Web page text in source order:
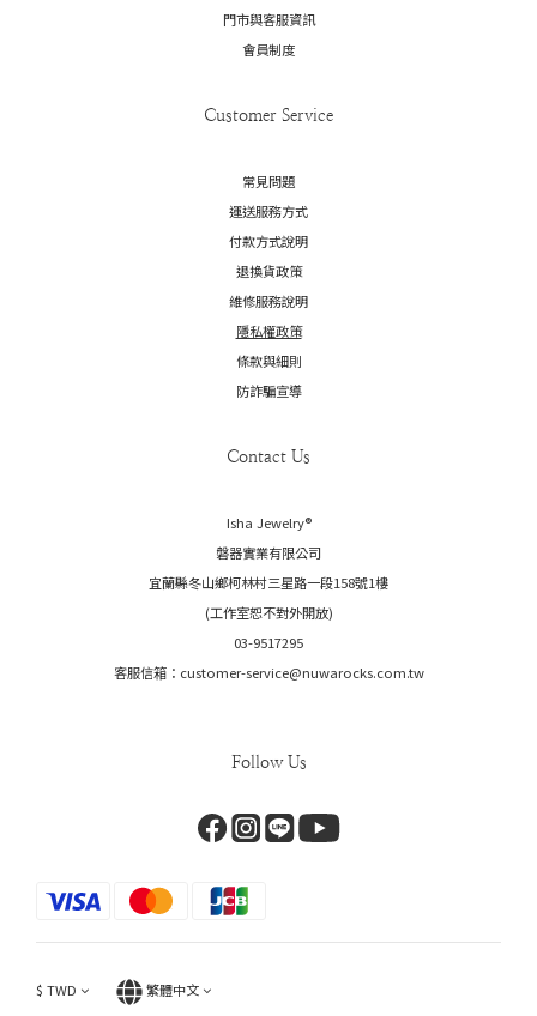
門市與客服資訊
會員制度
Customer Service
常見問題
運送服務方式
付款方式說明
退換貨政策
維修服務說明
隱私權政策
條款與細則
防詐騙宣導
Contact Us
Isha Jewelry®️
磐器實業有限公司
宜蘭縣冬山鄉柯林村三星路一段158號1樓
(工作室恕不對外開放)
03-9517295
客服信箱：customer-service@nuwarocks.com.tw
Follow Us
$ TWD 繁體中文